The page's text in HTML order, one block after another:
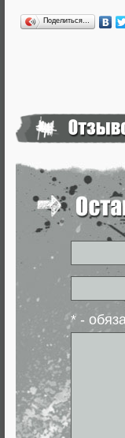
Поделиться…
* -